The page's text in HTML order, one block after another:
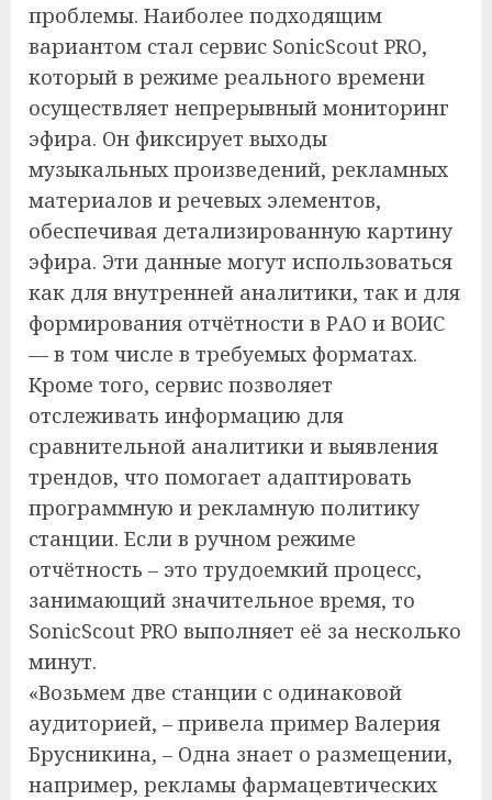
проблемы. Наиболее подходящим
вариантом стал сервис SonicScout PRO,
который в режиме реального времени
осуществляет непрерывный мониторинг
эфира. Он фиксирует выходы
музыкальных произведений, рекламных
материалов и речевых элементов,
обеспечивая детализированную картину
эфира. Эти данные могут использоваться
как для внутренней аналитики, так и для
формирования отчётности в РАО и ВОИС
— в том числе в требуемых форматах.
Кроме того, сервис позволяет
отслеживать информацию для
сравнительной аналитики и выявления
трендов, что помогает адаптировать
программную и рекламную политику
станции. Если в ручном режиме
отчётность – это трудоемкий процесс,
занимающий значительное время, то
SonicScout PRO выполняет её за несколько
минут.
«Возьмем две станции с одинаковой
аудиторией, – привела пример Валерия
Брусникина, – Одна знает о размещении,
например, рекламы фармацевтических